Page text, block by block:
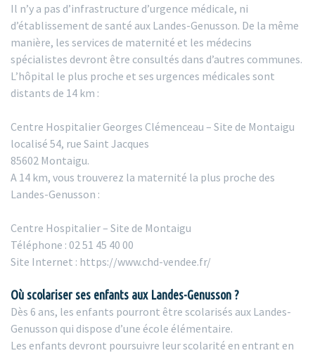
Il n’y a pas d’infrastructure d’urgence médicale, ni
d’établissement de santé aux Landes-Genusson. De la même
manière, les services de maternité et les médecins
spécialistes devront être consultés dans d’autres communes.
L’hôpital le plus proche et ses urgences médicales sont
distants de 14 km :
Centre Hospitalier Georges Clémenceau – Site de Montaigu
localisé 54, rue Saint Jacques
85602 Montaigu.
A 14 km, vous trouverez la maternité la plus proche des
Landes-Genusson :
Centre Hospitalier – Site de Montaigu
Téléphone : 02 51 45 40 00
Site Internet : https://www.chd-vendee.fr/
Où scolariser ses enfants aux Landes-Genusson ?
Dès 6 ans, les enfants pourront être scolarisés aux Landes-
Genusson qui dispose d’une école élémentaire.
Les enfants devront poursuivre leur scolarité en entrant en